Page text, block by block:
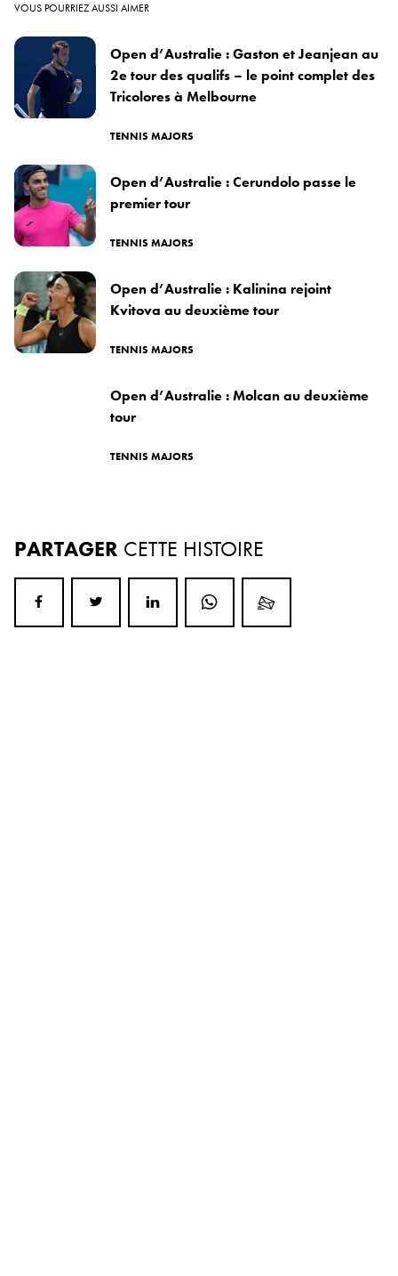
VOUS POURRIEZ AUSSI AIMER
Open d’Australie : Gaston et Jeanjean au
2e tour des qualifs – le point complet des
Tricolores à Melbourne
TENNIS MAJORS
Open d’Australie : Cerundolo passe le
premier tour
TENNIS MAJORS
Open d’Australie : Kalinina rejoint
Kvitova au deuxième tour
TENNIS MAJORS
Open d’Australie : Molcan au deuxième
tour
TENNIS MAJORS
PARTAGER CETTE HISTOIRE